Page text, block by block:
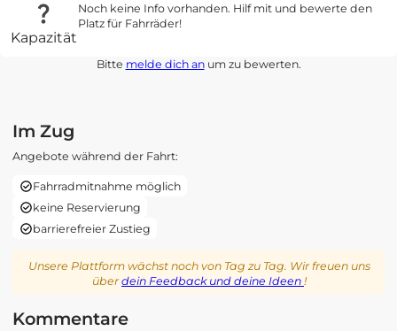
Kapazität
Noch keine Info vorhanden. Hilf mit und bewerte den
Platz für Fahrräder!
Bitte melde dich anum zu bewerten.
Im Zug
Angebote während der Fahrt:
Fahrradmitnahme möglich
keine Reservierung
barrierefreier Zustieg
Unsere Plattform wächst noch von Tag zu Tag. Wir freuen uns
überdein Feedback und deine Ideen !
Kommentare